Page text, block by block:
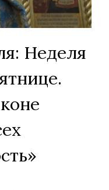
Неделя